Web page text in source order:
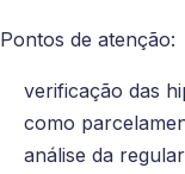
Pontos de atenção:
verificação das
como
análise da